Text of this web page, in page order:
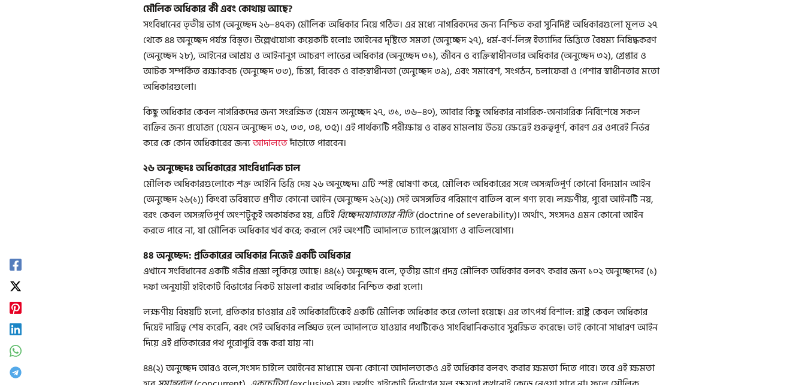
মৌলিক অধিকার কী এবং কোথায় আছে?
সংবিধানের তৃতীয় ভাগ (অনুচ্ছেদ ২৬–৪৭ক) মৌলিক অধিকার নিয়ে গঠিত। এর মধ্যে নাগরিকদের জন্য নিশ্চিত করা সুনির্দিষ্ট অধিকারগুলো মূলত ২৭
থেকে ৪৪ অনুচ্ছেদ পর্যন্ত বিস্তৃত। উল্লেখযোগ্য কয়েকটি হলোঃ আইনের দৃষ্টিতে সমতা (অনুচ্ছেদ ২৭), ধর্ম-বর্ণ-লিঙ্গ ইত্যাদির ভিত্তিতে বৈষম্য নিষিদ্ধকরণ
(অনুচ্ছেদ ২৮), আইনের আশ্রয় ও আইনানুগ আচরণ লাভের অধিকার (অনুচ্ছেদ ৩১), জীবন ও ব্যক্তিস্বাধীনতার অধিকার (অনুচ্ছেদ ৩২), গ্রেপ্তার ও
আটক সম্পর্কিত রক্ষাকবচ (অনুচ্ছেদ ৩৩), চিন্তা, বিবেক ও বাক্‌স্বাধীনতা (অনুচ্ছেদ ৩৯), এবং সমাবেশ, সংগঠন, চলাফেরা ও পেশার স্বাধীনতার মতো
অধিকারগুলো।
কিছু অধিকার কেবল নাগরিকদের জন্য সংরক্ষিত (যেমন অনুচ্ছেদ ২৭, ৩১, ৩৬–৪০), আবার কিছু অধিকার নাগরিক-অনাগরিক নির্বিশেষে সকল
ব্যক্তির জন্য প্রযোজ্য (যেমন অনুচ্ছেদ ৩২, ৩৩, ৩৪, ৩৫)। এই পার্থক্যটি পরীক্ষায় ও বাস্তব মামলায় উভয় ক্ষেত্রেই গুরুত্বপূর্ণ, কারণ এর ওপরেই নির্ভর
করে কে কোন অধিকারের জন্যআদালতেদাঁড়াতে পারবেন।
২৬ অনুচ্ছেদঃ অধিকারের সাংবিধানিক ঢাল
মৌলিক অধিকারগুলোকে শক্ত আইনি ভিত্তি দেয় ২৬ অনুচ্ছেদ। এটি স্পষ্ট ঘোষণা করে, মৌলিক অধিকারের সঙ্গে অসঙ্গতিপূর্ণ কোনো বিদ্যমান আইন
(অনুচ্ছেদ ২৬(১)) কিংবা ভবিষ্যতে প্রণীত কোনো আইন (অনুচ্ছেদ ২৬(২)) সেই অসঙ্গতির পরিমাণে বাতিল বলে গণ্য হবে। লক্ষণীয়, পুরো আইনটি নয়,
বরং কেবল অসঙ্গতিপূর্ণ অংশটুকুই অকার্যকর হয়, এটিইবিচ্ছেদযোগ্যতার নীতি(doctrine of severability)। অর্থাৎ, সংসদও এমন কোনো আইন
করতে পারে না, যা মৌলিক অধিকার খর্ব করে; করলে সেই অংশটি আদালতে চ্যালেঞ্জযোগ্য ও বাতিলযোগ্য।
৪৪ অনুচ্ছেদ: প্রতিকারের অধিকার নিজেই একটি অধিকার
এখানে সংবিধানের একটি গভীর প্রজ্ঞা লুকিয়ে আছে। ৪৪(১) অনুচ্ছেদ বলে, তৃতীয় ভাগে প্রদত্ত মৌলিক অধিকার বলবৎ করার জন্য ১০২ অনুচ্ছেদের (১)
দফা অনুযায়ী হাইকোর্ট বিভাগের নিকট মামলা করার অধিকার নিশ্চিত করা হলো।
লক্ষণীয় বিষয়টি হলো, প্রতিকার চাওয়ার এই অধিকারটিকেই একটি মৌলিক অধিকার করে তোলা হয়েছে। এর তাৎপর্য বিশাল: রাষ্ট্র কেবল অধিকার
দিয়েই দায়িত্ব শেষ করেনি, বরং সেই অধিকার লঙ্ঘিত হলে আদালতে যাওয়ার পথটিকেও সাংবিধানিকভাবে সুরক্ষিত করেছে। তাই কোনো সাধারণ আইন
দিয়ে এই প্রতিকারের পথ পুরোপুরি বন্ধ করা যায় না।
৪৪(২) অনুচ্ছেদ আরও বলে,সংসদ চাইলে আইনের মাধ্যমে অন্য কোনো আদালতকেও এই অধিকার বলবৎ করার ক্ষমতা দিতে পারে। তবে এই ক্ষমতা